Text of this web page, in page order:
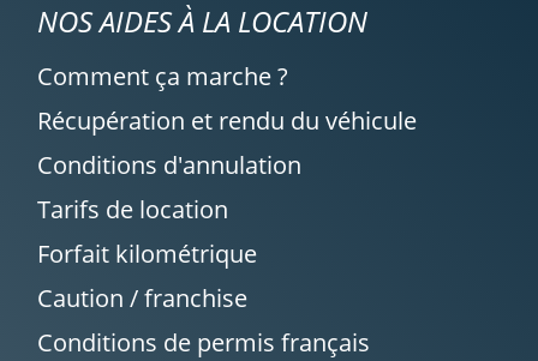
NOS AIDES À LA LOCATION
Comment ça marche ?
Récupération et rendu du véhicule
Conditions d'annulation
Tarifs de location
Forfait kilométrique
Caution / franchise
Conditions de permis français